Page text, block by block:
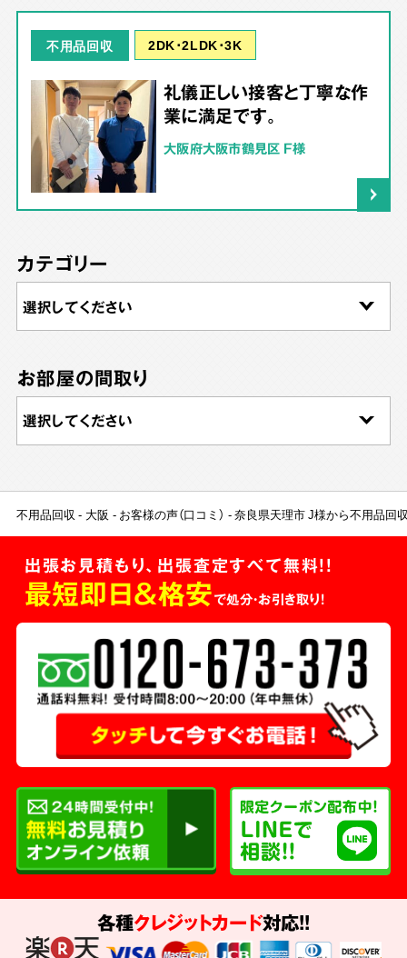
不用品回収 2DK･2LDK･3K
礼儀正しい接客と丁寧な作
業に満足です。
大阪府大阪市鶴見区 F様
カテゴリー
お部屋の間取り
不用品回収 大阪 お客様の声（口コミ） 奈良県天理市 J様から不用品回
出張お見積もり、出張査定すべて無料!!
最短即日＆格安で処分・お引き取り！
各種クレジットカード対応!!